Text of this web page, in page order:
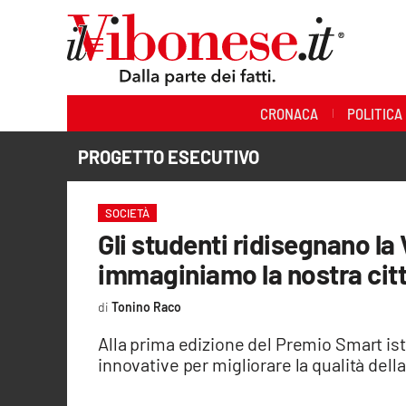
CRONACA POLITICA
PROGETTO ESECUTIVO
SOCIETÀ
Gli studenti ridisegnano
immaginiamo la nostra
Alla prima edizione del Premio Smart
innovative per migliorare la qualità
Tonino Raco